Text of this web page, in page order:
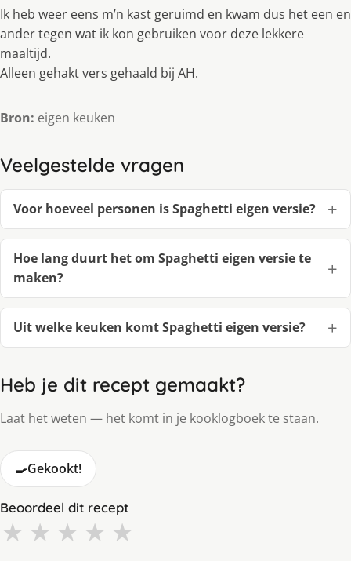
Ik heb weer eens m’n kast geruimd en kwam dus het een en
ander tegen wat ik kon gebruiken voor deze lekkere
maaltijd.
Alleen gehakt vers gehaald bij AH.
Bron: eigen keuken
Veelgestelde vragen
Voor hoeveel personen is Spaghetti eigen versie?
Hoe lang duurt het om Spaghetti eigen versie te
maken?
Uit welke keuken komt Spaghetti eigen versie?
Heb je dit recept gemaakt?
Laat het weten — het komt in je kooklogboek te staan.
🍳Gekookt!
Beoordeel dit recept
★ ★ ★ ★ ★